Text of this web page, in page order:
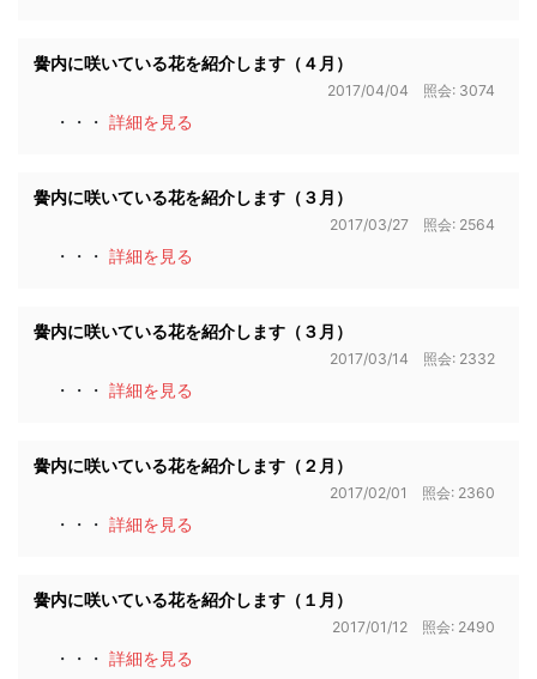
黌内に咲いている花を紹介します（４月）
2017/04/04 照会: 3074
・・・ 詳細を見る
黌内に咲いている花を紹介します（３月）
2017/03/27 照会: 2564
・・・ 詳細を見る
黌内に咲いている花を紹介します（３月）
2017/03/14 照会: 2332
・・・ 詳細を見る
黌内に咲いている花を紹介します（２月）
2017/02/01 照会: 2360
・・・ 詳細を見る
黌内に咲いている花を紹介します（１月）
2017/01/12 照会: 2490
・・・ 詳細を見る